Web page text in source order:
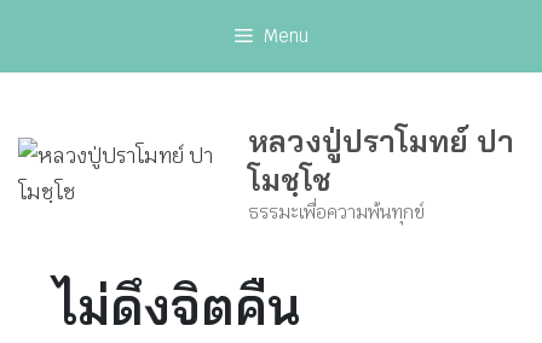
Menu
หลวงปู่ปราโมทย์ ปา
โมชฺโช
ธรรมะเพื่อความพ้นทุกข์
ไม่ดึงจิตคืน